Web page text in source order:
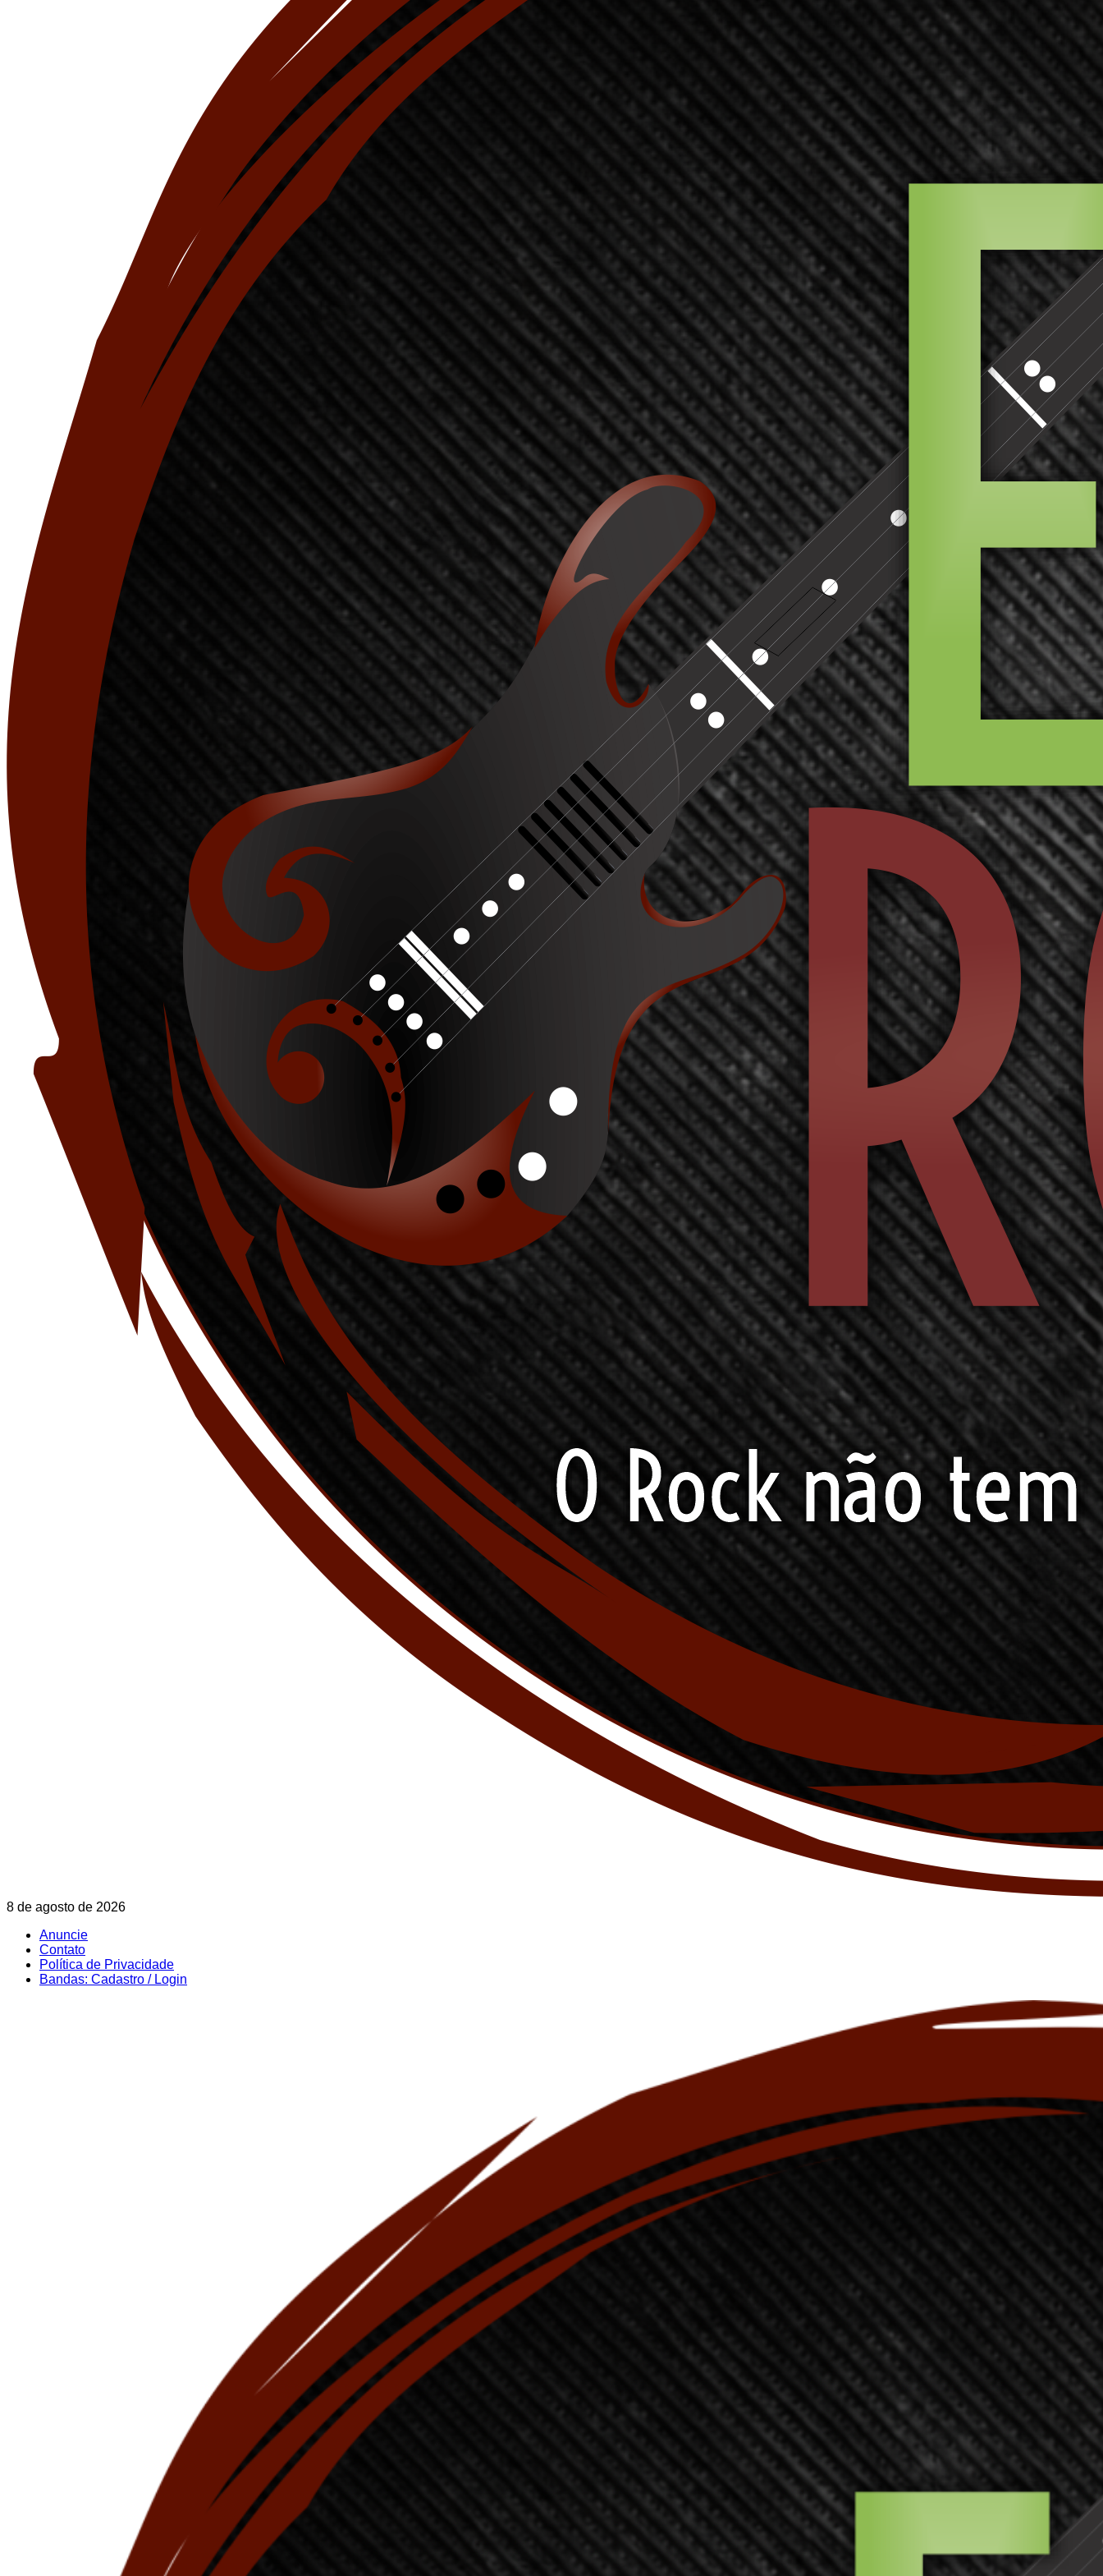
Skip
content
8 de agosto de 2026
Anuncie
Contato
Política de Privacidade
Bandas: Cadastro / Login